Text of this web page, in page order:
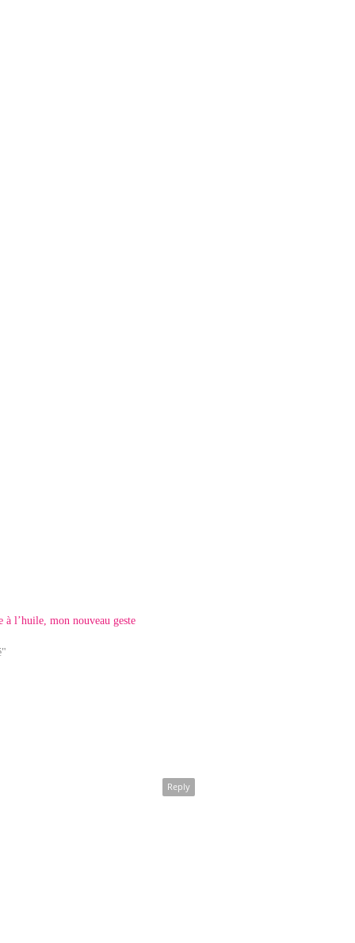
à l’huile, mon nouveau geste
Reply